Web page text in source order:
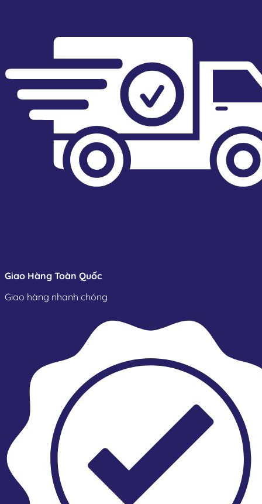
Giao Hàng Toàn Quốc
Giao hàng nhanh chóng